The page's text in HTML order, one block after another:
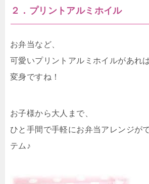
２．プリントアルミホイル
お弁当など、
可愛いプリントアルミホイルがあれ
変身ですね！
お子様から大人まで、
ひと手間で手軽にお弁当アレンジが
テム♪